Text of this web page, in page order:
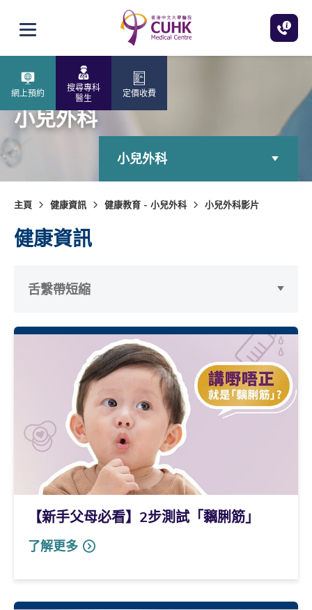
打開選單
網上預約
搜尋專科
醫生
定價收費
小兒外科
小兒外科
主頁 健康資訊 健康教育 - 小兒外科 小兒外科影片
健康資訊
舌繫帶短縮
【新手父母必看】2步測試「黐脷筋」
了解更多